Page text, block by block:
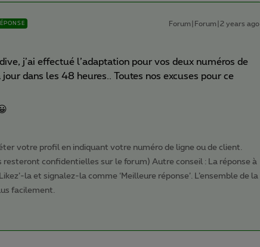
Forum|Forum|2 years ago
j’ai effectué l’adaptation pour vos deux numéros de
dans les 48 heures.. Toutes nos excuses pour ce
votre profil en indiquant votre numéro de ligne ou de client.
resteront confidentielles sur le forum) Autre conseil : La réponse à
la et signalez-la comme ‘Meilleure réponse’. L’ensemble de la
facilement.